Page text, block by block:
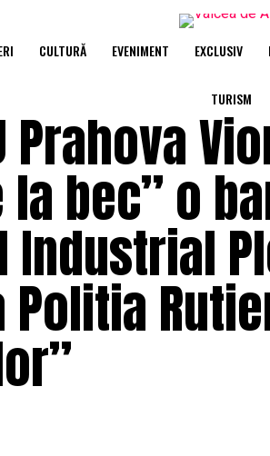
CULTURĂ EVENIMENT EXCLUSIV
TURISM
bec” o
Industrial